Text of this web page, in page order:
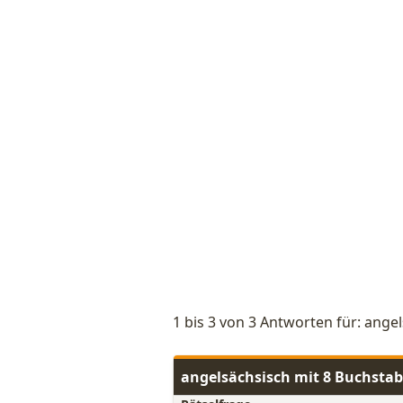
1 bis 3 von 3 Antworten für:
angelsächsisch mit 8